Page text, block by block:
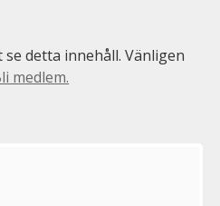
detta innehåll. Vänligen
medlem.